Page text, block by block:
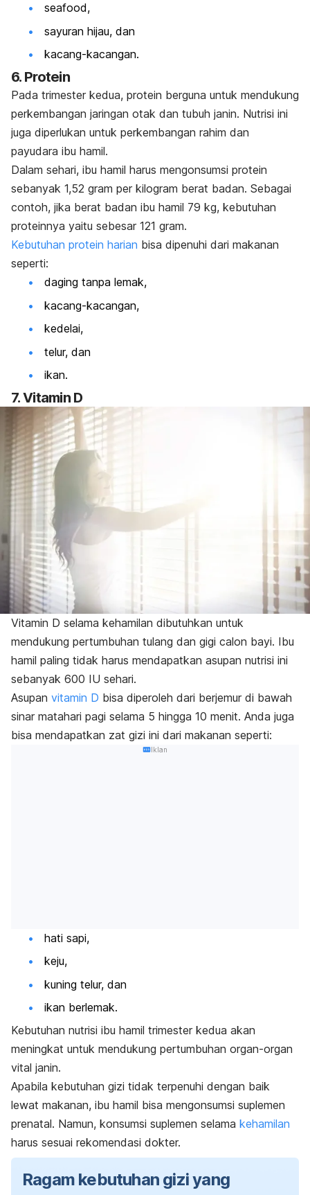
seafood,
sayuran hijau, dan
kacang-kacangan.
6. Protein
Pada trimester kedua, protein berguna untuk mendukung
perkembangan jaringan otak dan tubuh janin. Nutrisi ini
juga diperlukan untuk perkembangan rahim dan
payudara ibu hamil.
Dalam sehari, ibu hamil harus mengonsumsi protein
sebanyak 1,52 gram per kilogram berat badan. Sebagai
contoh, jika berat badan ibu hamil 79 kg, kebutuhan
proteinnya yaitu sebesar 121 gram.
Kebutuhan protein harian bisa dipenuhi dari makanan
seperti:
daging tanpa lemak,
kacang-kacangan,
kedelai,
telur, dan
ikan.
7. Vitamin D
Vitamin D selama kehamilan dibutuhkan untuk
mendukung pertumbuhan tulang dan gigi calon bayi. Ibu
hamil paling tidak harus mendapatkan asupan nutrisi ini
sebanyak 600 IU sehari.
Asupan vitamin D bisa diperoleh dari berjemur di bawah
sinar matahari pagi selama 5 hingga 10 menit. Anda juga
bisa mendapatkan zat gizi ini dari makanan seperti:
Iklan
hati sapi,
keju,
kuning telur, dan
ikan berlemak.
Kebutuhan nutrisi ibu hamil trimester kedua akan
meningkat untuk mendukung pertumbuhan organ-organ
vital janin.
Apabila kebutuhan gizi tidak terpenuhi dengan baik
lewat makanan, ibu hamil bisa mengonsumsi suplemen
prenatal. Namun, konsumsi suplemen selama kehamilan
harus sesuai rekomendasi dokter.
Ragam kebutuhan gizi yang